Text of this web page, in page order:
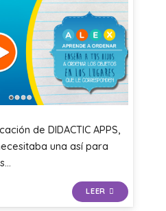
de DIDACTIC APPS,
una así para
LEER